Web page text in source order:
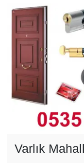
Varlık